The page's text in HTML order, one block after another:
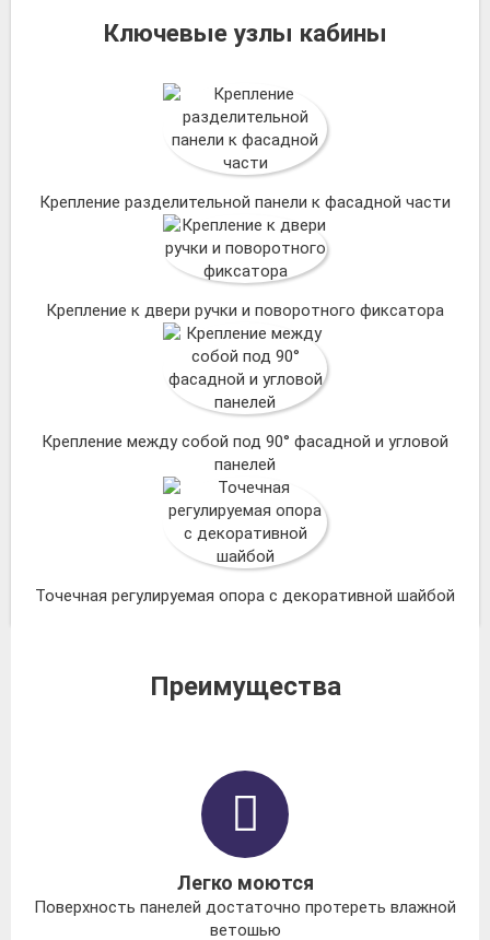
Ключевые узлы кабины
Крепление разделительной панели к фасадной части
Крепление к двери ручки и поворотного фиксатора
Крепление между собой под 90° фасадной и угловой
панелей
Точечная регулируемая опора с декоративной шайбой
Преимущества
Легко моются
Поверхность панелей достаточно протереть влажной
ветошью